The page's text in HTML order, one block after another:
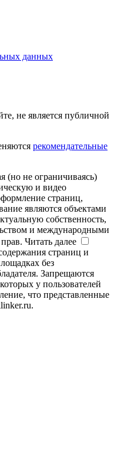
данных
не является публичной
рекомендательные
(но не ограничиваясь)
и видео
страниц,
являются объектами
собственность,
и международными
Читать далее
страниц и
без
Запрещаются
у пользователей
что представленные